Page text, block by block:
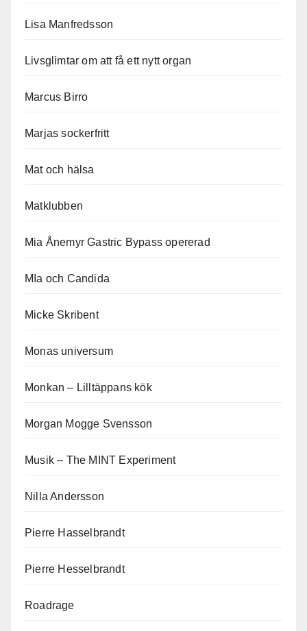
Lisa Manfredsson
Livsglimtar om att få ett nytt organ
Marcus Birro
Marjas sockerfritt
Mat och hälsa
Matklubben
Mia Ånemyr Gastric Bypass opererad
MIa och Candida
Micke Skribent
Monas universum
Monkan – Lilltäppans kök
Morgan Mogge Svensson
Musik – The MINT Experiment
Nilla Andersson
Pierre Hasselbrandt
Pierre Hesselbrandt
Roadrage